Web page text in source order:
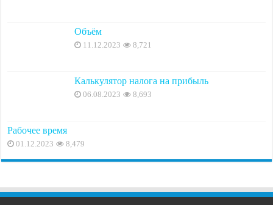
Объём
11.12.2023 8,721
Калькулятор налога на прибыль
06.08.2023 8,693
Рабочее время
01.12.2023 8,479